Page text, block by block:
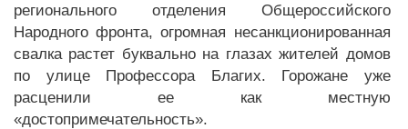
регионального отделения Общероссийского
Народного фронта, огромная несанкционированная
свалка растет буквально на глазах жителей домов
по улице Профессора Благих. Горожане уже
расценили ее как местную
«достопримечательность».